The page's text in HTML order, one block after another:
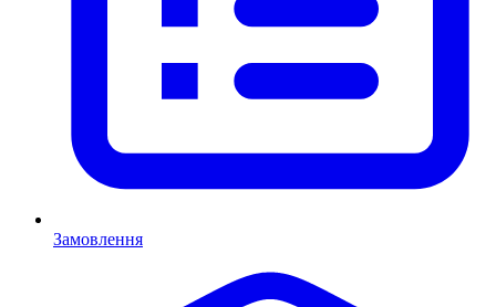
Замовлення